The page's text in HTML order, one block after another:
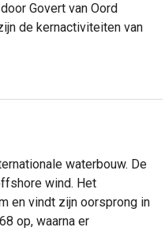
Govert van Oord
de kernactiviteiten van
waterbouw. De
wind. Het
en vindt zijn oorsprong in
op, waarna er